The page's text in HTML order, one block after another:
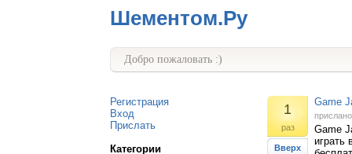
Шементом.Ру
Добро пожаловать :)
Регистрация
Вход
Прислать
Категории
1
раз
Вверх
Game
Game
играть